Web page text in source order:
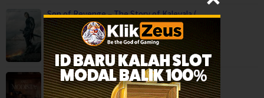
Son of Revenge – The Story of Kalevala (…
Action,Drama,Movies,Finland
Ang Modista (2026)
BOX OFFICE,